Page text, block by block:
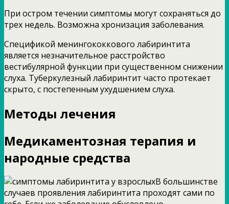
При остром течении симптомы могут сохраняться до
трех недель. Возможна хронизация заболевания.
Спецификой менингококкового лабиринтита
является незначительное расстройство
вестибулярной функции при существенном снижении
слуха. Туберкулезный лабиринтит часто протекает
скрыто, с постепенным ухудшением слуха.
Методы лечения
Медикаментозная терапия и
народные средства
В большинстве
случаев проявления лабиринтита проходят сами по